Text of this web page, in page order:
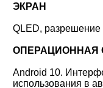
ЭКРАН
QLED, разрешение
ОПЕРАЦИОННАЯ
Android 10.
использования в